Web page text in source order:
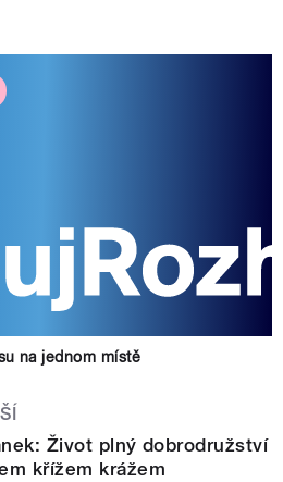
na jednom místě
Život plný dobrodružství
křížem krážem